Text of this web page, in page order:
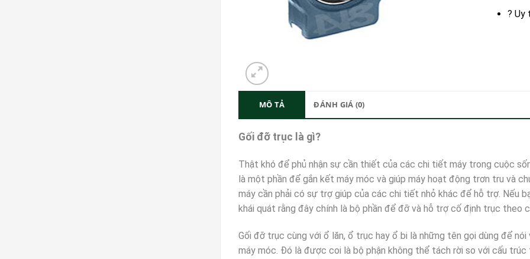
? Uy
MÔ TẢ ĐÁNH GIÁ (0)
Gối đỡ trục là gì?
Thật khó để phủ nhận sự cần thiết của các chi tiết máy trong cuộc
là một phần để gắn kết máy móc và giúp máy hoạt động trơn tru và
máy cần phải có sự trợ giúp của các chi tiết nhỏ khác để hỗ trợ. Nếu
khái quát rằng đây chính là bộ phần để đỡ và hỗ trợ cố định trục theo
Gối đỡ trục cùng với ổ lăn, ổ trục hay ổ bi là những tên gọi dùng để
máy móc. Đó là được coi là bộ phận không thể tách rời so với cấu